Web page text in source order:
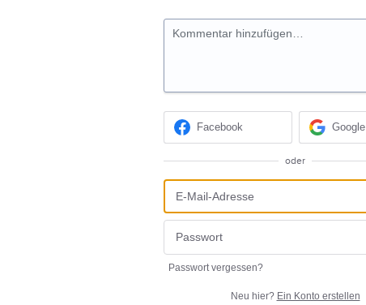
Kommentar hinzufügen…
Facebook Google
oder
Passwort vergessen?
Neu hier? Ein Konto erstellen